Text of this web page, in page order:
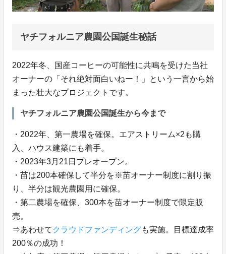
ヤチフォルニア農園公国誕生秘話
2022年冬、国産コーヒーの可能性に共鳴を受けた当社
オーナーの「それ絶対面白いねー！」という一言から始
まった壮大なプロジェクトです。
ヤチフォルニア農園公国誕生から今まで
・2022年、第一農場を確保。エアストリーム×2も購
入、ハウス建築にも着手。
・2023年3月21日プレオープン。
・苗は200本確保して半分を※苗オーナー制度に割り振
り、半分は観光農園用に確保。
・第二農場を確保、300本を苗オーナー制度で限定販
売。
⇒あわせて クラウドファンディングも実施。目標達成率
200％の成功！